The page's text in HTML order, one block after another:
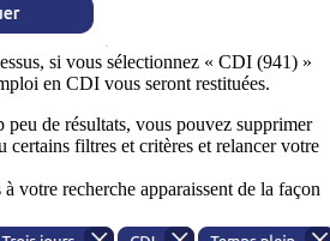
si vous sélectionnez « CDI (941) »
en CDI vous seront restituées.
peu de résultats, vous pouvez supprimer
certains filtres et critères et relancer votre
votre recherche apparaissent de la façon